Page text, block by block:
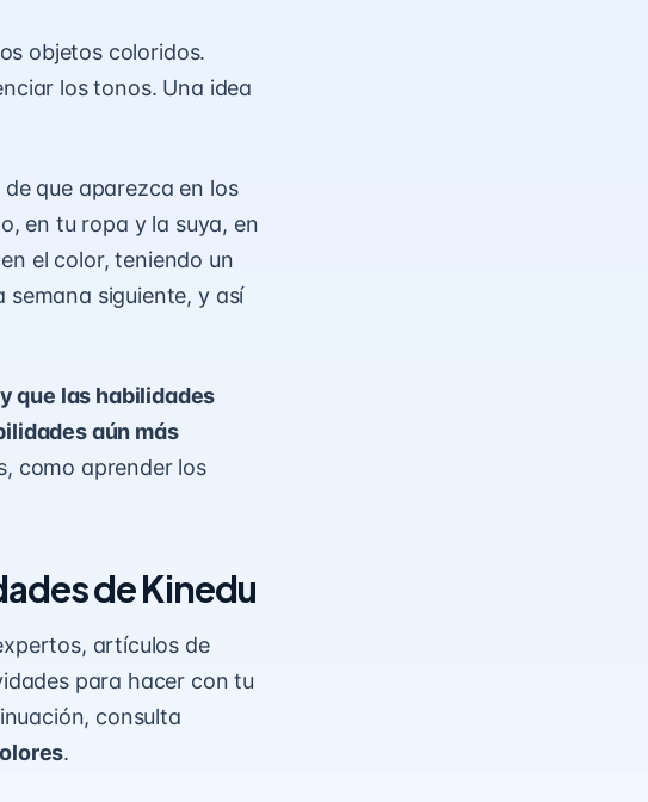
objetos coloridos.
los tonos. Una idea
que aparezca en los
en tu ropa y la suya, en
el color, teniendo un
siguiente, y así
que las habilidades
aún más
como aprender los
de Kinedu
artículos de
para hacer con tu
consulta
.